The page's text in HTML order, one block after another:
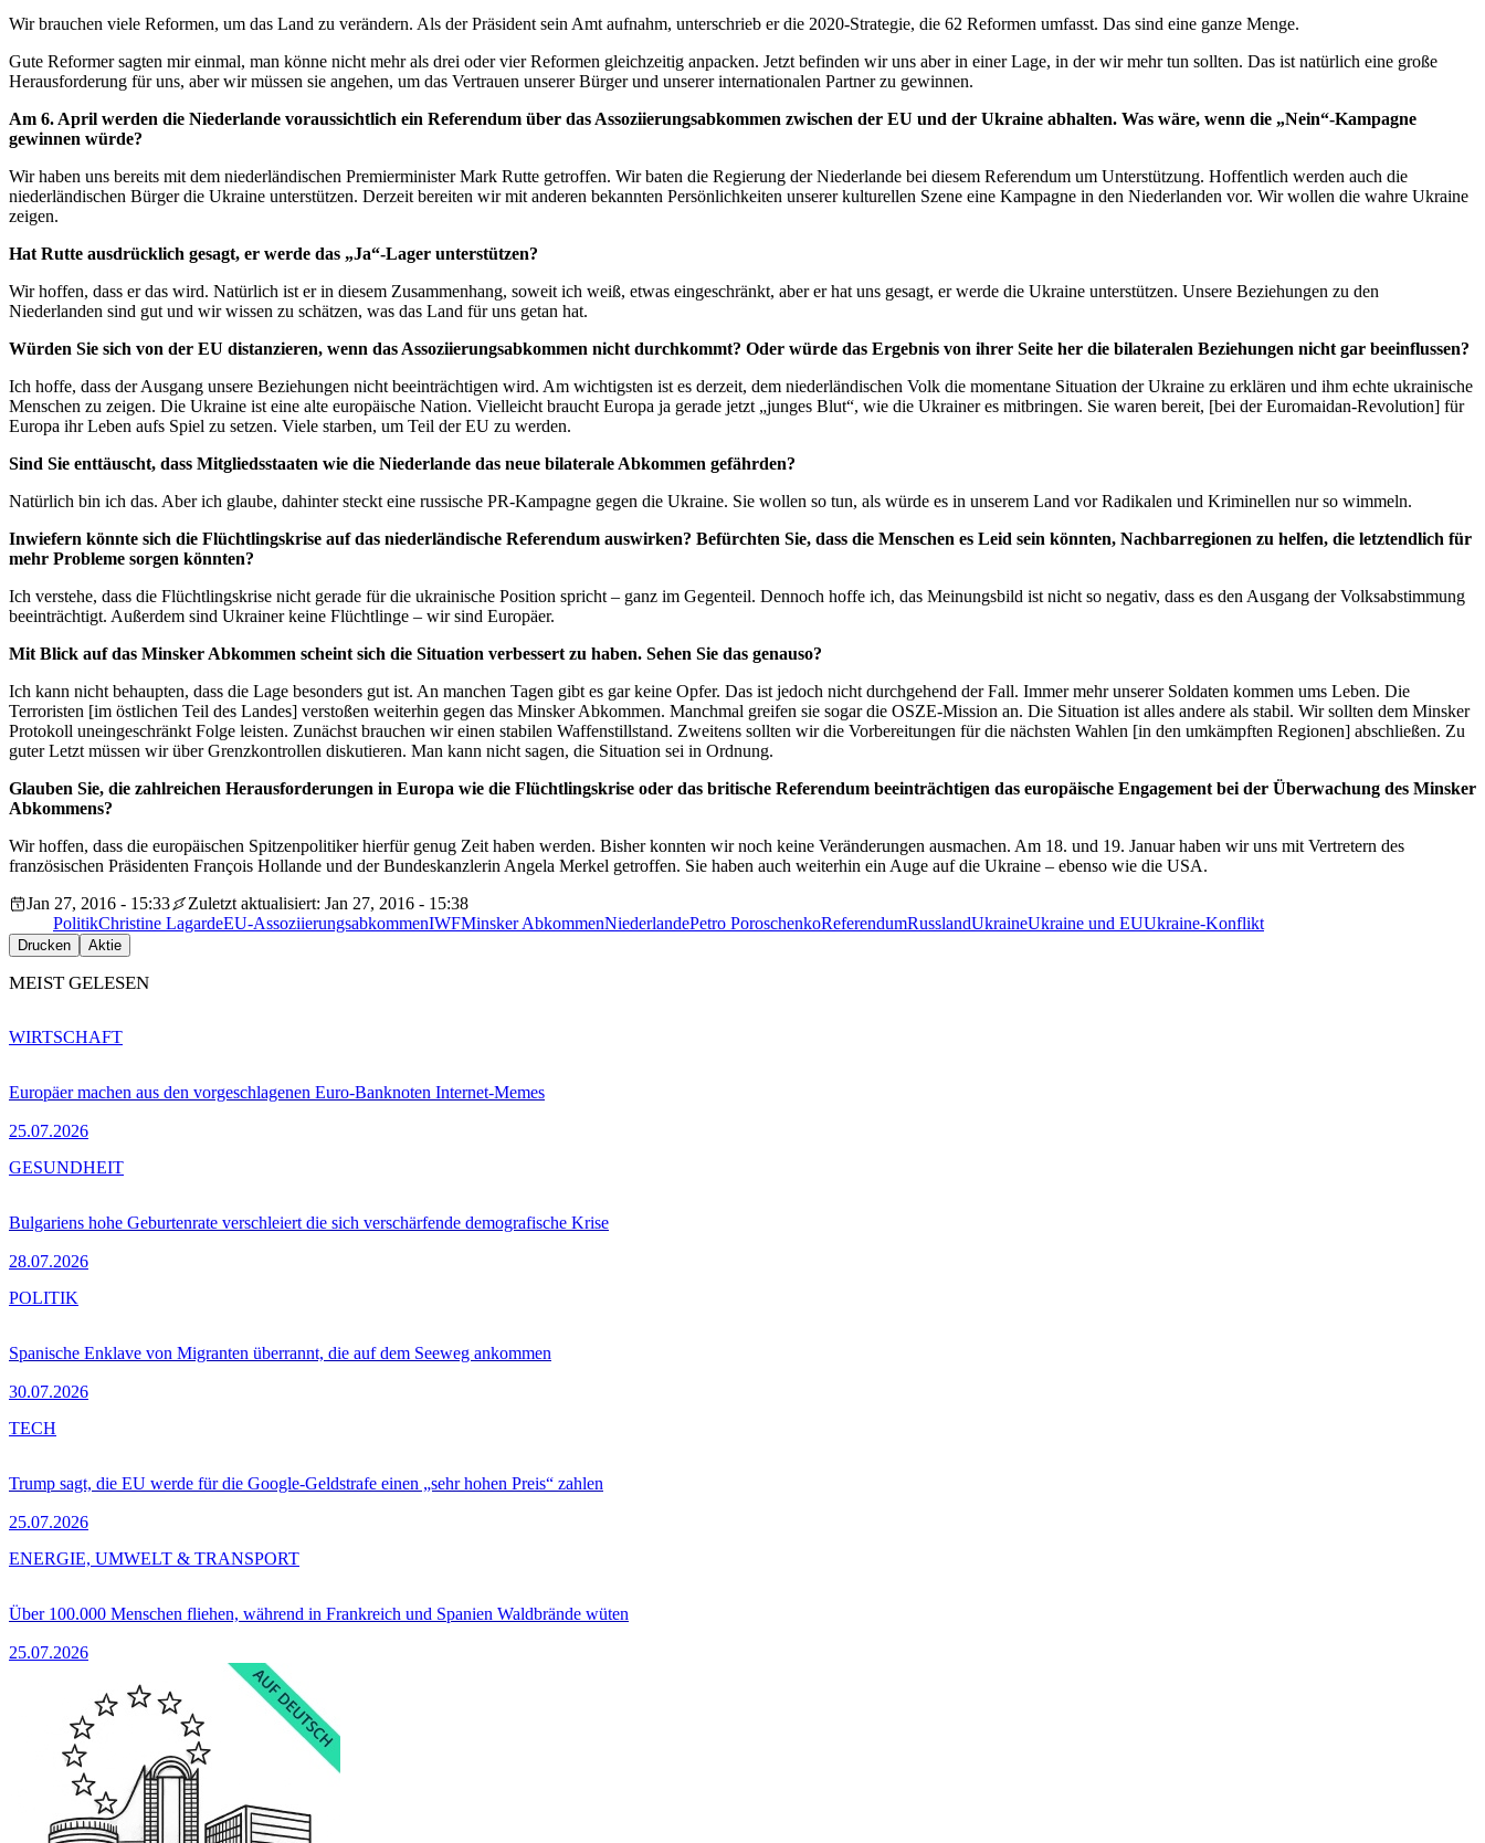
Wir brauchen viele Reformen, um das Land zu verändern. Als der Präsident sein Amt aufnahm, unterschrieb er die 2020-Strategie, die 62 Reformen umfasst. Das sind eine ganze Menge.
Gute Reformer sagten mir einmal, man könne nicht mehr als drei oder vier Reformen gleichzeitig anpacken. Jetzt befinden wir uns aber in einer Lage, in der wir mehr tun sollten. Das ist natürlich eine große
Herausforderung für uns, aber wir müssen sie angehen, um das Vertrauen unserer Bürger und unserer internationalen Partner zu gewinnen.
Am 6. April werden die Niederlande voraussichtlich ein Referendum über das Assoziierungsabkommen zwischen der EU und der Ukraine abhalten. Was wäre, wenn die „Nein“-Kampagne
gewinnen würde?
Wir haben uns bereits mit dem niederländischen Premierminister Mark Rutte getroffen. Wir baten die Regierung der Niederlande bei diesem Referendum um Unterstützung. Hoffentlich werden auch die
niederländischen Bürger die Ukraine unterstützen. Derzeit bereiten wir mit anderen bekannten Persönlichkeiten unserer kulturellen Szene eine Kampagne in den Niederlanden vor. Wir wollen die wahre Ukraine
zeigen.
Hat Rutte ausdrücklich gesagt, er werde das „Ja“-Lager unterstützen?
Wir hoffen, dass er das wird. Natürlich ist er in diesem Zusammenhang, soweit ich weiß, etwas eingeschränkt, aber er hat uns gesagt, er werde die Ukraine unterstützen. Unsere Beziehungen zu den
Niederlanden sind gut und wir wissen zu schätzen, was das Land für uns getan hat.
Würden Sie sich von der EU distanzieren, wenn das Assoziierungsabkommen nicht durchkommt? Oder würde das Ergebnis von ihrer Seite her die bilateralen Beziehungen nicht gar beeinflussen?
Ich hoffe, dass der Ausgang unsere Beziehungen nicht beeinträchtigen wird. Am wichtigsten ist es derzeit, dem niederländischen Volk die momentane Situation der Ukraine zu erklären und ihm echte ukrainische
Menschen zu zeigen. Die Ukraine ist eine alte europäische Nation. Vielleicht braucht Europa ja gerade jetzt „junges Blut“, wie die Ukrainer es mitbringen. Sie waren bereit, [bei der Euromaidan-Revolution] für
Europa ihr Leben aufs Spiel zu setzen. Viele starben, um Teil der EU zu werden.
Sind Sie enttäuscht, dass Mitgliedsstaaten wie die Niederlande das neue bilaterale Abkommen gefährden?
Natürlich bin ich das. Aber ich glaube, dahinter steckt eine russische PR-Kampagne gegen die Ukraine. Sie wollen so tun, als würde es in unserem Land vor Radikalen und Kriminellen nur so wimmeln.
Inwiefern könnte sich die Flüchtlingskrise auf das niederländische Referendum auswirken? Befürchten Sie, dass die Menschen es Leid sein könnten, Nachbarregionen zu helfen, die letztendlich für
mehr Probleme sorgen könnten?
Ich verstehe, dass die Flüchtlingskrise nicht gerade für die ukrainische Position spricht – ganz im Gegenteil. Dennoch hoffe ich, das Meinungsbild ist nicht so negativ, dass es den Ausgang der Volksabstimmung
beeinträchtigt. Außerdem sind Ukrainer keine Flüchtlinge – wir sind Europäer.
Mit Blick auf das Minsker Abkommen scheint sich die Situation verbessert zu haben. Sehen Sie das genauso?
Ich kann nicht behaupten, dass die Lage besonders gut ist. An manchen Tagen gibt es gar keine Opfer. Das ist jedoch nicht durchgehend der Fall. Immer mehr unserer Soldaten kommen ums Leben. Die
Terroristen [im östlichen Teil des Landes] verstoßen weiterhin gegen das Minsker Abkommen. Manchmal greifen sie sogar die OSZE-Mission an. Die Situation ist alles andere als stabil. Wir sollten dem Minsker
Protokoll uneingeschränkt Folge leisten. Zunächst brauchen wir einen stabilen Waffenstillstand. Zweitens sollten wir die Vorbereitungen für die nächsten Wahlen [in den umkämpften Regionen] abschließen. Zu
guter Letzt müssen wir über Grenzkontrollen diskutieren. Man kann nicht sagen, die Situation sei in Ordnung.
Glauben Sie, die zahlreichen Herausforderungen in Europa wie die Flüchtlingskrise oder das britische Referendum beeinträchtigen das europäische Engagement bei der Überwachung des Minsker
Abkommens?
Wir hoffen, dass die europäischen Spitzenpolitiker hierfür genug Zeit haben werden. Bisher konnten wir noch keine Veränderungen ausmachen. Am 18. und 19. Januar haben wir uns mit Vertretern des
französischen Präsidenten François Hollande und der Bundeskanzlerin Angela Merkel getroffen. Sie haben auch weiterhin ein Auge auf die Ukraine – ebenso wie die USA.
Jan 27, 2016 - 15:33
Zuletzt aktualisiert: Jan 27, 2016 - 15:38
PolitikChristine LagardeEU-AssoziierungsabkommenIWFMinsker AbkommenNiederlandePetro PoroschenkoReferendumRusslandUkraineUkraine und EUUkraine-Konflikt
Drucken Aktie
MEIST GELESEN
Europäer machen aus den vorgeschlagenen Euro-Banknoten Internet-Memes
25.07.2026
WIRTSCHAFT
Bulgariens hohe Geburtenrate verschleiert die sich verschärfende demografische Krise
28.07.2026
GESUNDHEIT
Spanische Enklave von Migranten überrannt, die auf dem Seeweg ankommen
30.07.2026
POLITIK
Trump sagt, die EU werde für die Google-Geldstrafe einen „sehr hohen Preis“ zahlen
25.07.2026
TECH
Über 100.000 Menschen fliehen, während in Frankreich und Spanien Waldbrände wüten
25.07.2026
ENERGIE, UMWELT & TRANSPORT